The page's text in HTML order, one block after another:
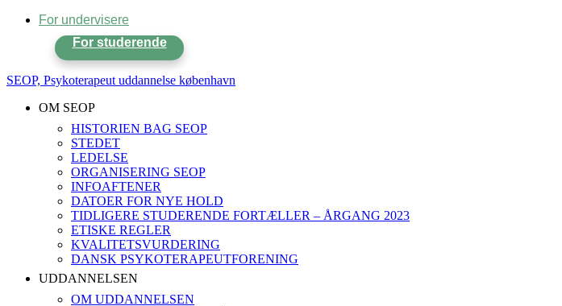
For undervisere
For studerende
SEOP, Psykoterapeut uddannelse københavn
OM SEOP
HISTORIEN BAG SEOP
STEDET
LEDELSE
ORGANISERING SEOP
INFOAFTENER
DATOER FOR NYE HOLD
TIDLIGERE STUDERENDE FORTÆLLER – ÅRGANG 2023
ETISKE REGLER
KVALITETSVURDERING
DANSK PSYKOTERAPEUTFORENING
UDDANNELSEN
OM UDDANNELSEN